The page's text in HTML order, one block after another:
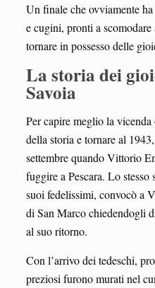
Un finale che ovviamente
e cugini, pronti a
tornare in possesso delle
La storia dei
Savoia
Per capire meglio la
della storia e tornare al
settembre quando Vittorio
fuggire a Pescara. Lo
suoi fedelissimi, convocò a
di San Marco chiedendogli
al suo ritorno.
Con l’arrivo dei tedeschi,
preziosi furono murati nel